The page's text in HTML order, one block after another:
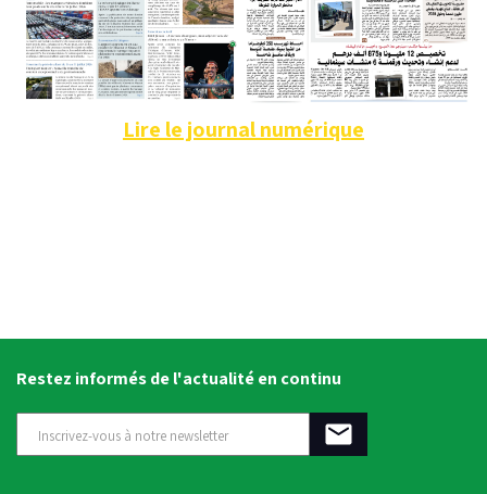
Lire le journal numérique
Restez informés de l'actualité en continu